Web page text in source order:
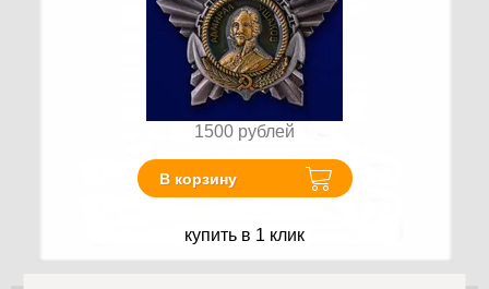
1500 рублей
В корзину
купить в 1 клик